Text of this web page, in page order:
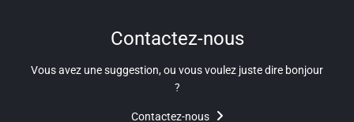
Contactez-nous
Vous avez une suggestion, ou vous voulez juste dire bonjour
?
Contactez-nous